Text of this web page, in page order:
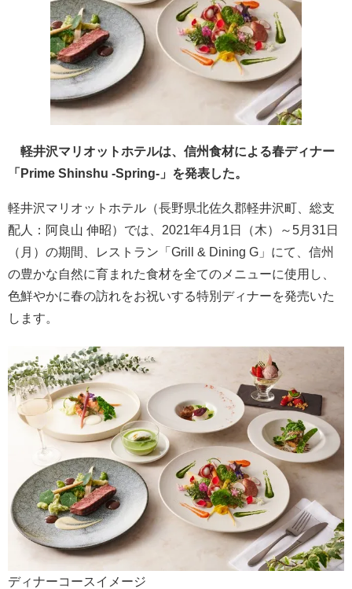
軽井沢マリオットホテルは、信州食材による春ディナー
「Prime Shinshu -Spring-」を発表した。
軽井沢マリオットホテル（長野県北佐久郡軽井沢町、総支
配人：阿良山 伸昭）では、2021年4月1日（木）～5月31日
（月）の期間、レストラン「Grill & Dining G」にて、信州
の豊かな自然に育まれた食材を全てのメニューに使用し、
色鮮やかに春の訪れをお祝いする特別ディナーを発売いた
します。
ディナーコースイメージ